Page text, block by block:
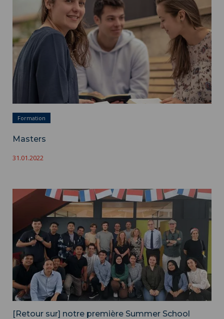
Formation
Masters
31.01.2022
[Retour sur] notre première Summer School